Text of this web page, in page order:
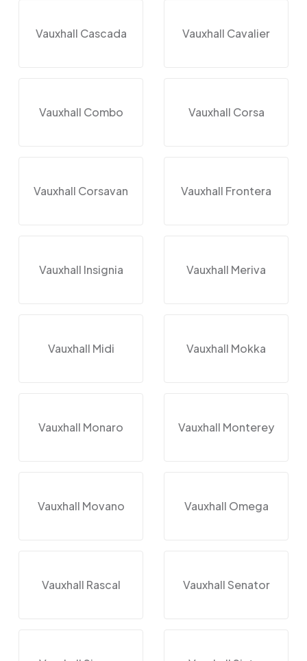
Vauxhall Cascada Vauxhall Cavalier
Vauxhall Combo Vauxhall Corsa
Vauxhall Corsavan Vauxhall Frontera
Vauxhall Insignia Vauxhall Meriva
Vauxhall Midi Vauxhall Mokka
Vauxhall Monaro Vauxhall Monterey
Vauxhall Movano Vauxhall Omega
Vauxhall Rascal Vauxhall Senator